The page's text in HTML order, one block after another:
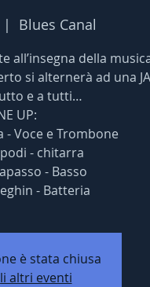
|
Blues Canal
all’insegna della
si alternerà ad una
e a tutti…
UP:
- Voce e Trombone
- chitarra
- Basso
- Batteria
è stata chiusa
altri eventi